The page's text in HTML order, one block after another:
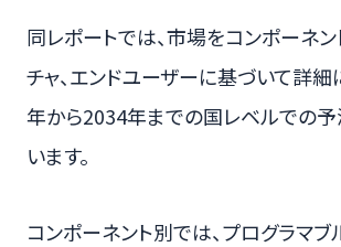
同レポートでは、市場をコンポーネン
チャ、エンドユーザーに基づいて詳細
年から2034年までの国レベルでの
います。
コンポーネント別では、プログラマ